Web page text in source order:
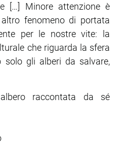
[…] Minore attenzione è
fenomeno di portata
per le nostre vite: la
che riguarda la sfera
solo gli alberi da salvare,
raccontata da sé